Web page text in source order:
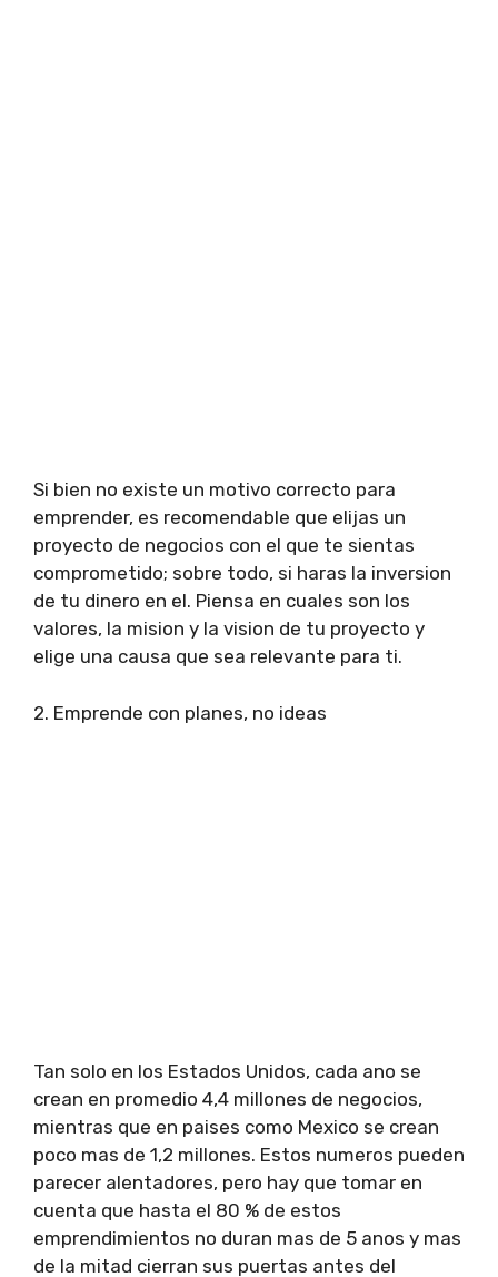
Si bien no existe un motivo correcto para
emprender, es recomendable que elijas un
proyecto de negocios con el que te sientas
comprometido; sobre todo, si haras la inversion
de tu dinero en el. Piensa en cuales son los
valores, la mision y la vision de tu proyecto y
elige una causa que sea relevante para ti.
2. Emprende con planes, no ideas
Tan solo en los Estados Unidos, cada ano se
crean en promedio 4,4 millones de negocios,
mientras que en paises como Mexico se crean
poco mas de 1,2 millones. Estos numeros pueden
parecer alentadores, pero hay que tomar en
cuenta que hasta el 80 % de estos
emprendimientos no duran mas de 5 anos y mas
de la mitad cierran sus puertas antes del